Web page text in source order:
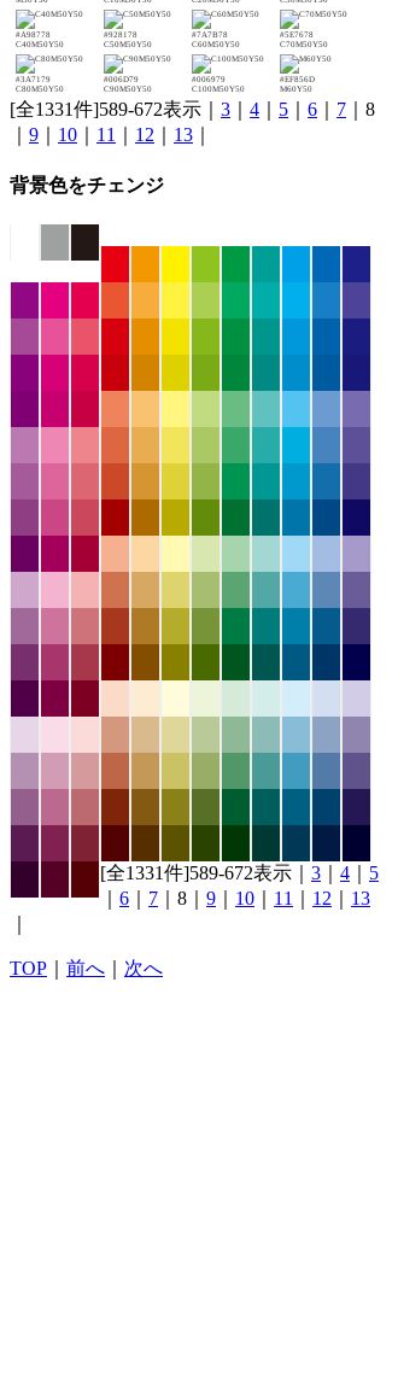
#A98778
C40M50Y50
#928178
C50M50Y50
#7A7B78
C60M50Y50
#5E7678
C70M50Y50
#3A7179
C80M50Y50
#006D79
C90M50Y50
#006979
C100M50Y50
#EF856D
M60Y50
[全1331件]589-672表示｜ 3 4 5 6 7 ｜8
9 10 11 12 13
背景色をチェンジ
[全1331件]589-672表示｜ 3 4
5
6 7 ｜8｜ 9 10 11 12
13
TOP 前へ 次へ